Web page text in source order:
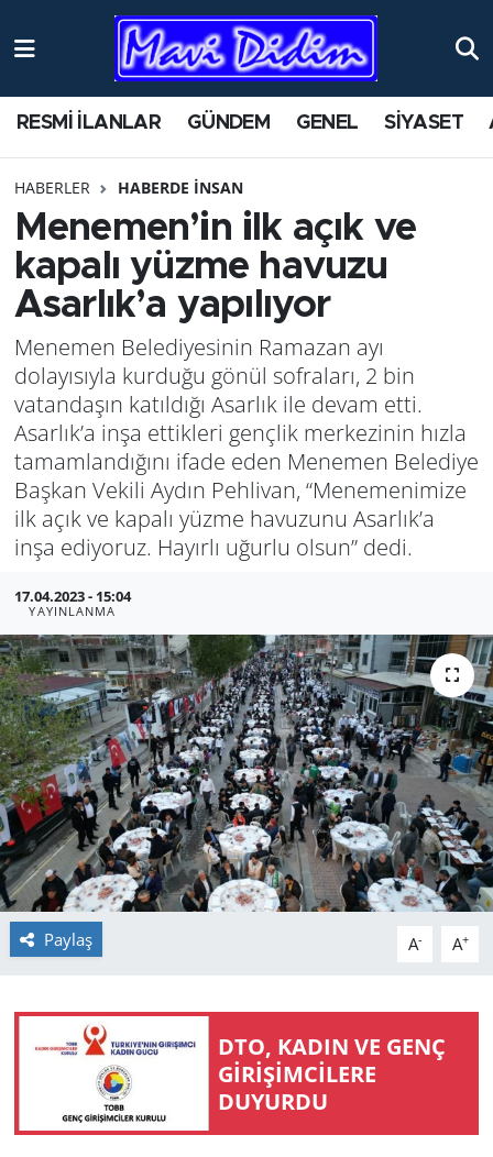
RESMİ İLANLAR GÜNDEM GENEL SİYASET
HABERLER HABERDE İNSAN
Menemen’in ilk açık ve
kapalı yüzme havuzu
Asarlık’a yapılıyor
Menemen Belediyesinin Ramazan ayı
dolayısıyla kurduğu gönül sofraları, 2 bin
vatandaşın katıldığı Asarlık ile devam etti.
Asarlık’a inşa ettikleri gençlik merkezinin hızla
tamamlandığını ifade eden Menemen Belediye
Başkan Vekili Aydın Pehlivan, “Menemenimize
ilk açık ve kapalı yüzme havuzunu Asarlık’a
inşa ediyoruz. Hayırlı uğurlu olsun” dedi.
17.04.2023 - 15:04
YAYINLANMA
Paylaş A- A+
DTO, KADIN VE GENÇ
GİRİŞİMCİLERE
DUYURDU
ANTİK YERLER
AYDIN
BİLİM VE TEKNOLOJİ
ÇEVRE
EĞİTİM
EKONOMİ
GENEL
GÜNDEM
HABERDE İNSAN
KÜLTÜR SANAT
MAGAZİN
POLİTİKA
RESMİ İLANLAR
SAĞLIK
SİYASET
Yerel
Nöbetçi Eczaneler
Namaz Vakitleri
Trafik Durumu
Süper Lig Puan Durumu ve Fikstür
Tüm Manşetler
Son Dakika Haberleri
Haber Arşivi